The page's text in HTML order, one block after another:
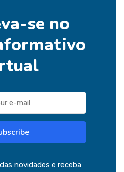
se no
novidades e receba